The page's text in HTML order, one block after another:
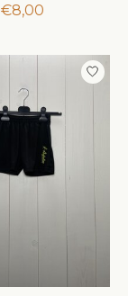
€8,00